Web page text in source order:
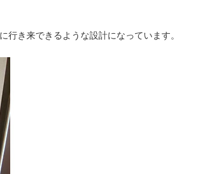
き来できるような設計になっています。